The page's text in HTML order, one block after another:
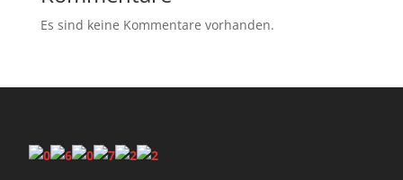
Es sind keine Kommentare vorhanden.